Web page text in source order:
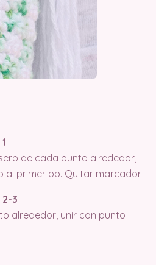
de cada punto alrededor,
al primer pb. Quitar marcador
3
alrededor, unir con punto